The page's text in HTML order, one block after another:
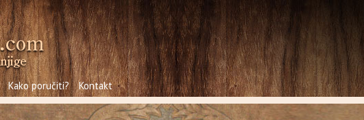
Kako poručiti? Kontakt